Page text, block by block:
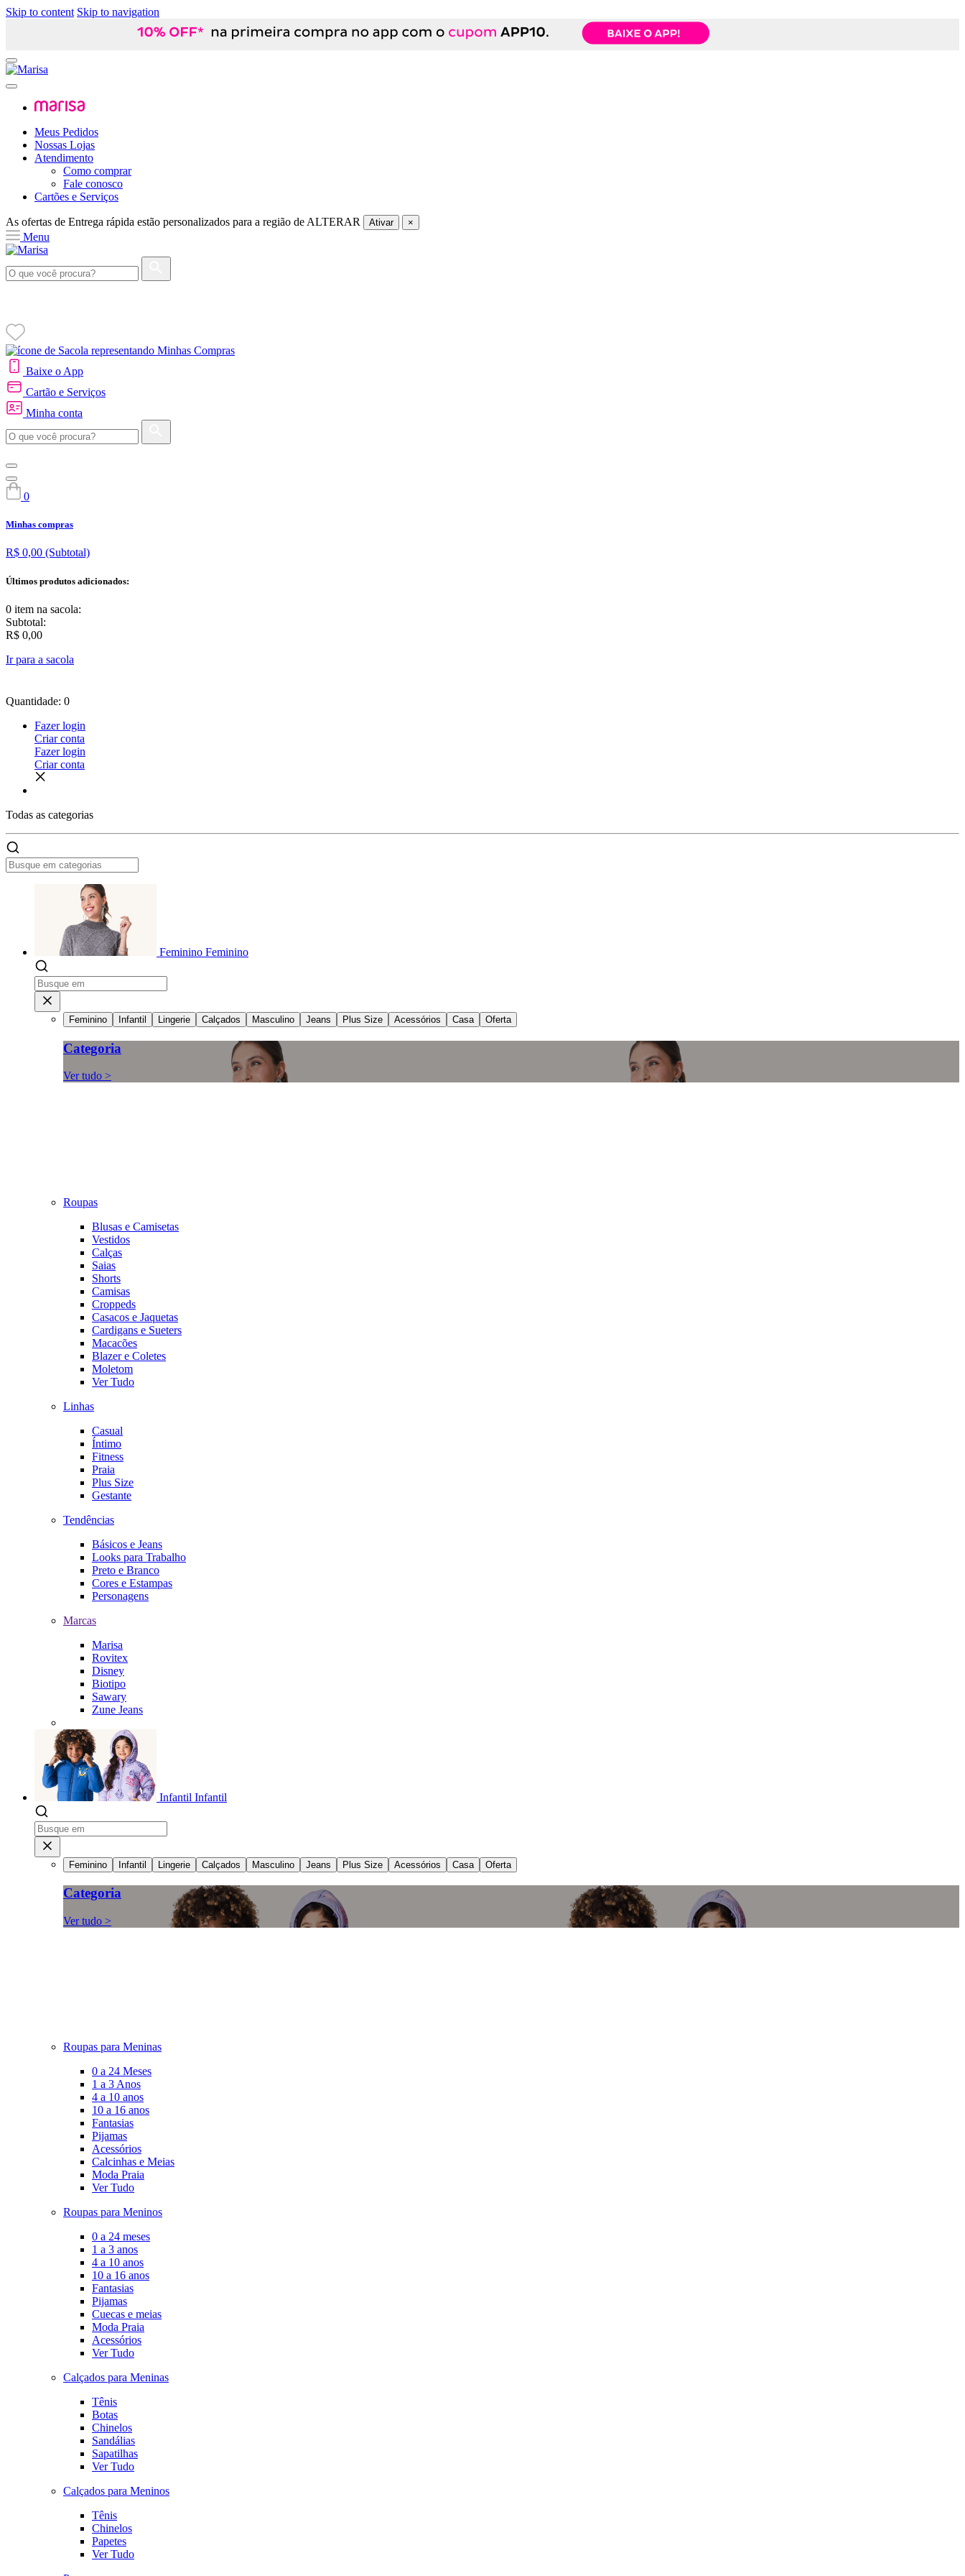
Skip to content Skip to navigation
Meus Pedidos
Nossas Lojas
Atendimento
Como comprar
Fale conosco
Cartões e Serviços
As ofertas de Entrega rápida estão personalizados para a região de ALTERAR Ativar ×
Menu
Baixe o App
Cartão e Serviços
Minha conta
0
Minhas compras
R$ 0,00 (Subtotal)
Últimos produtos adicionados:
0 item na sacola:
Subtotal:
R$ 0,00
Ir para a sacola
Quantidade: 0
Fazer login
Criar conta
Fazer login
Criar conta
Todas as categorias
Feminino Feminino
Feminino Infantil Lingerie Calçados Masculino Jeans Plus Size Acessórios Casa Oferta
Categoria
Ver tudo >
Roupas
Blusas e Camisetas
Vestidos
Calças
Saias
Shorts
Camisas
Croppeds
Casacos e Jaquetas
Cardigans e Sueters
Macacões
Blazer e Coletes
Moletom
Ver Tudo
Linhas
Casual
Íntimo
Fitness
Praia
Plus Size
Gestante
Tendências
Básicos e Jeans
Looks para Trabalho
Preto e Branco
Cores e Estampas
Personagens
Marcas
Marisa
Rovitex
Disney
Biotipo
Sawary
Zune Jeans
Infantil Infantil
Feminino Infantil Lingerie Calçados Masculino Jeans Plus Size Acessórios Casa Oferta
Categoria
Ver tudo >
Roupas para Meninas
0 a 24 Meses
1 a 3 Anos
4 a 10 anos
10 a 16 anos
Fantasias
Pijamas
Acessórios
Calcinhas e Meias
Moda Praia
Ver Tudo
Roupas para Meninos
0 a 24 meses
1 a 3 anos
4 a 10 anos
10 a 16 anos
Fantasias
Pijamas
Cuecas e meias
Moda Praia
Acessórios
Ver Tudo
Calçados para Meninas
Tênis
Botas
Chinelos
Sandálias
Sapatilhas
Ver Tudo
Calçados para Meninos
Tênis
Chinelos
Papetes
Ver Tudo